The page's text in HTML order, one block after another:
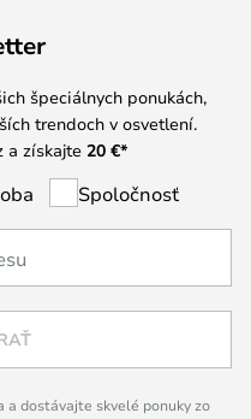
špeciálnych ponukách,
trendoch v osvetlení.
a získajte 20 €*
Spoločnosť
dostávajte skvelé ponuky zo